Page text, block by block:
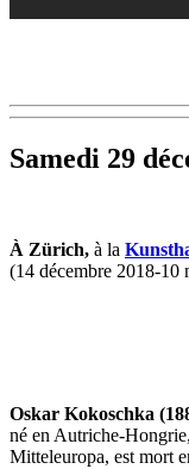
Samedi 29
À Zürich, à la
(14 décembre 2018-10
Oskar Kokoschka
né en Autriche-
Mitteleuropa, est mort